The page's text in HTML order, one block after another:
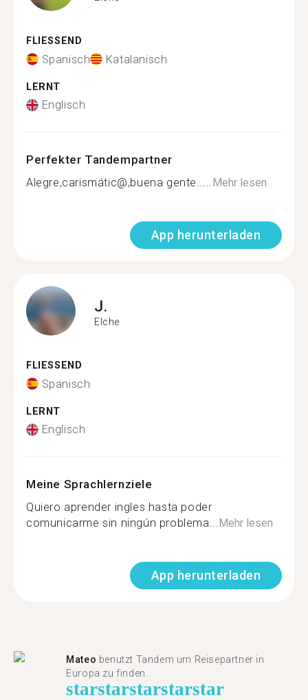
FLIESSEND
Spanisch Katalanisch
LERNT
Englisch
Perfekter Tandempartner
Alegre,carismátic@,buena gente.....Mehr lesen
App herunterladen
J.
Elche
FLIESSEND
Spanisch
LERNT
Englisch
Meine Sprachlernziele
Quiero aprender ingles hasta poder
comunicarme sin ningún problema...Mehr lesen
App herunterladen
Mateo benutzt Tandem um Reisepartner in
Europa zu finden.
starstarstarstarstar